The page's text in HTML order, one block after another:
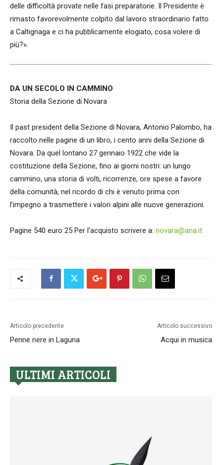
delle difficoltà provate nelle fasi preparatorie. Il Presidente è
rimasto favorevolmente colpito dal lavoro straordinario fatto
a Caltignaga e ci ha pubblicamente elogiato, cosa volere di
più?».
DA UN SECOLO IN CAMMINO
Storia della Sezione di Novara
Il past president della Sezione di Novara, Antonio Palombo, ha
raccolto nelle pagine di un libro, i cento anni della Sezione di
Novara. Da quel lontano 27 gennaio 1922 che vide la
costituzione della Sezione, fino ai giorni nostri: un lungo
cammino, una storia di volti, ricorrenze, ore spese a favore
della comunità, nel ricordo di chi è venuto prima con
l’impegno a trasmettere i valori alpini alle nuove generazioni.
Pagine 540 euro 25 Per l’acquisto scrivere a: novara@ana.it
Articolo precedente
Penne nere in Laguna
Articolo successivo
Acqui in musica
ULTIMI ARTICOLI